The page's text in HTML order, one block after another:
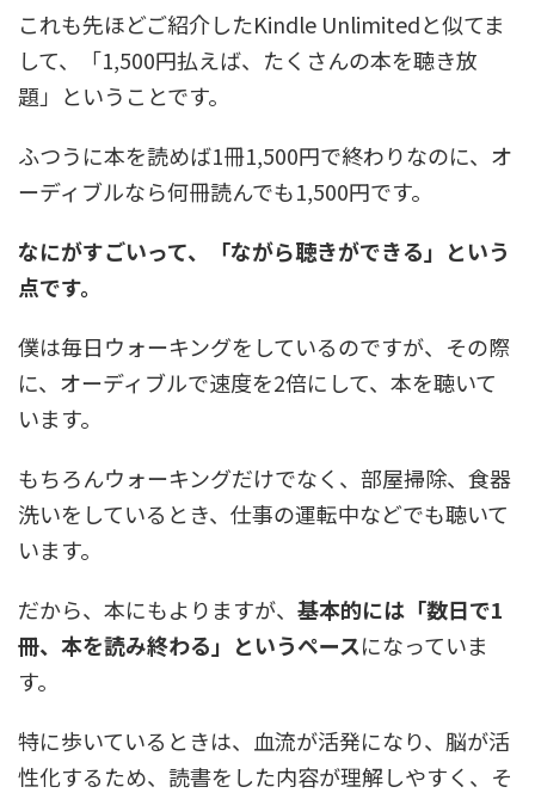
これも先ほどご紹介したKindle Unlimitedと似てま
して、「1,500円払えば、たくさんの本を聴き放
題」ということです。
ふつうに本を読めば1冊1,500円で終わりなのに、オ
ーディブルなら何冊読んでも1,500円です。
なにがすごいって、「ながら聴きができる」という
点です。
僕は毎日ウォーキングをしているのですが、その際
に、オーディブルで速度を2倍にして、本を聴いて
います。
もちろんウォーキングだけでなく、部屋掃除、食器
洗いをしているとき、仕事の運転中などでも聴いて
います。
だから、本にもよりますが、 基本的には「数日で1
冊、本を読み終わる」というペースになっていま
す。
特に歩いているときは、血流が活発になり、脳が活
性化するため、読書をした内容が理解しやすく、そ